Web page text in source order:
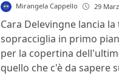
Mirangela Cappello 29
Cara Delevingne lancia
sopracciglia in primo
per la copertina
quello che c'è da sapere